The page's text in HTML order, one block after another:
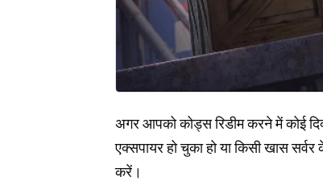
अगर आपको कोड्स रिडीम करने में कोई
एक्सपायर हो चुका हो या किसी खास
करें।